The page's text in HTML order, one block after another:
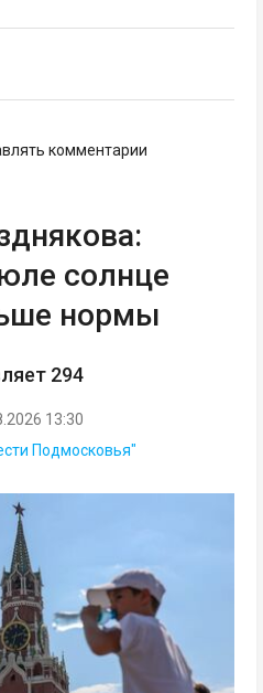
комментарии
солнце
нормы
294
13:30
Подмосковья"